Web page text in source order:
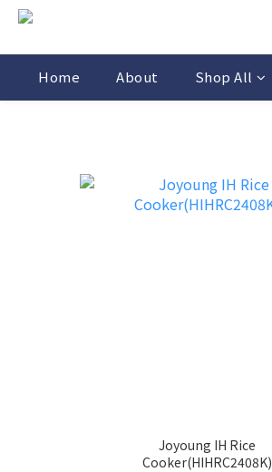
Home About Shop All
Joyoung IH Rice
Cooker(HIHRC2408K)